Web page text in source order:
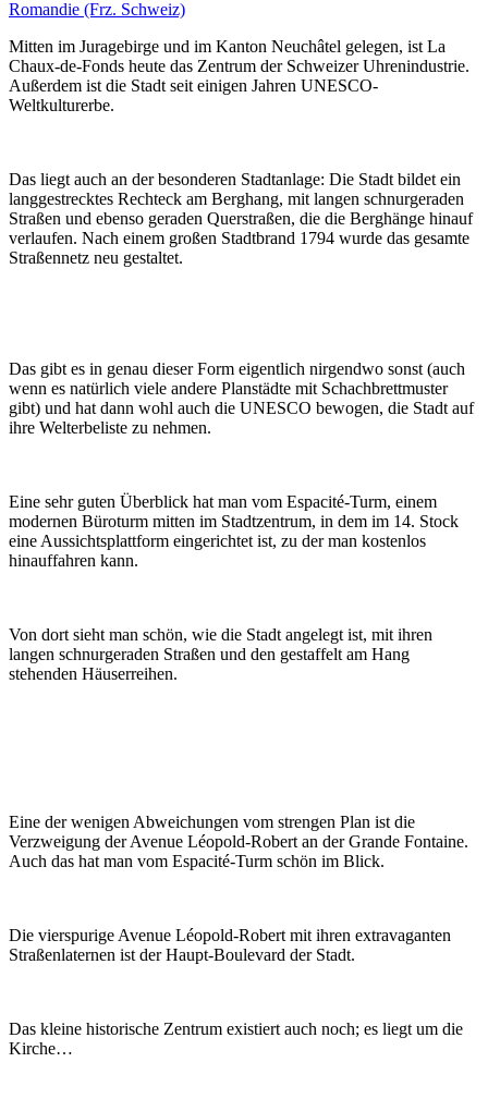
Romandie (Frz. Schweiz)
Mitten im Juragebirge und im Kanton Neuchâtel gelegen, ist La
Chaux-de-Fonds heute das Zentrum der Schweizer Uhrenindustrie.
Außerdem ist die Stadt seit einigen Jahren UNESCO-
Weltkulturerbe.
Das liegt auch an der besonderen Stadtanlage: Die Stadt bildet ein
langgestrecktes Rechteck am Berghang, mit langen schnurgeraden
Straßen und ebenso geraden Querstraßen, die die Berghänge hinauf
verlaufen. Nach einem großen Stadtbrand 1794 wurde das gesamte
Straßennetz neu gestaltet.
Das gibt es in genau dieser Form eigentlich nirgendwo sonst (auch
wenn es natürlich viele andere Planstädte mit Schachbrettmuster
gibt) und hat dann wohl auch die UNESCO bewogen, die Stadt auf
ihre Welterbeliste zu nehmen.
Eine sehr guten Überblick hat man vom Espacité-Turm, einem
modernen Büroturm mitten im Stadtzentrum, in dem im 14. Stock
eine Aussichtsplattform eingerichtet ist, zu der man kostenlos
hinauffahren kann.
Von dort sieht man schön, wie die Stadt angelegt ist, mit ihren
langen schnurgeraden Straßen und den gestaffelt am Hang
stehenden Häuserreihen.
Eine der wenigen Abweichungen vom strengen Plan ist die
Verzweigung der Avenue Léopold-Robert an der Grande Fontaine.
Auch das hat man vom Espacité-Turm schön im Blick.
Die vierspurige Avenue Léopold-Robert mit ihren extravaganten
Straßenlaternen ist der Haupt-Boulevard der Stadt.
Das kleine historische Zentrum existiert auch noch; es liegt um die
Kirche…